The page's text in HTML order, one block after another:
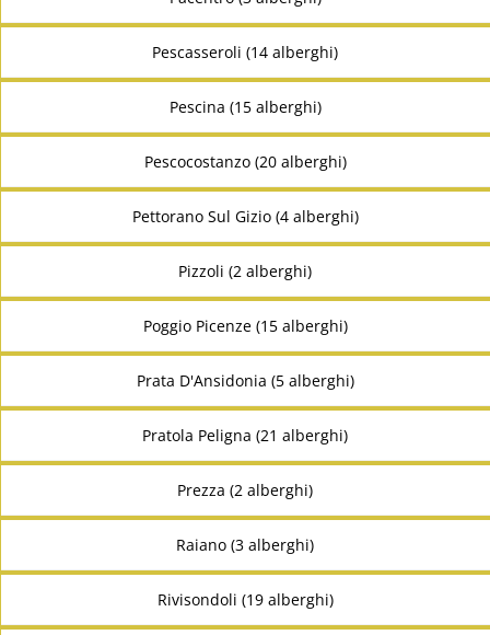
Pescasseroli (14 alberghi)
Pescina (15 alberghi)
Pescocostanzo (20 alberghi)
Pettorano Sul Gizio (4 alberghi)
Pizzoli (2 alberghi)
Poggio Picenze (15 alberghi)
Prata D'Ansidonia (5 alberghi)
Pratola Peligna (21 alberghi)
Prezza (2 alberghi)
Raiano (3 alberghi)
Rivisondoli (19 alberghi)